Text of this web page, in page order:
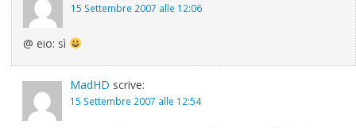
15 Settembre 2007 alle 12:06
@ eio: sì
MadHD scrive:
15 Settembre 2007 alle 12:54